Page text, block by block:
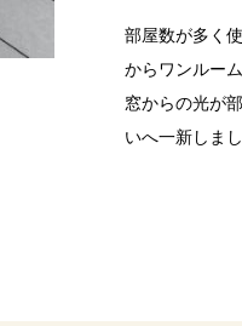
部屋数が多く
からワンルー
窓からの光が
いへ一新しま